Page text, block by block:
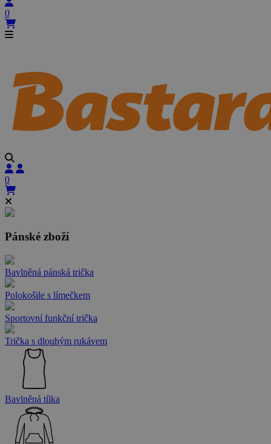
0
0
Pánské zboží
Bavlněná pánská trička
Polokošile s límečkem
Sportovní funkční trička
Trička s dlouhým rukávem
Bavlněná tílka